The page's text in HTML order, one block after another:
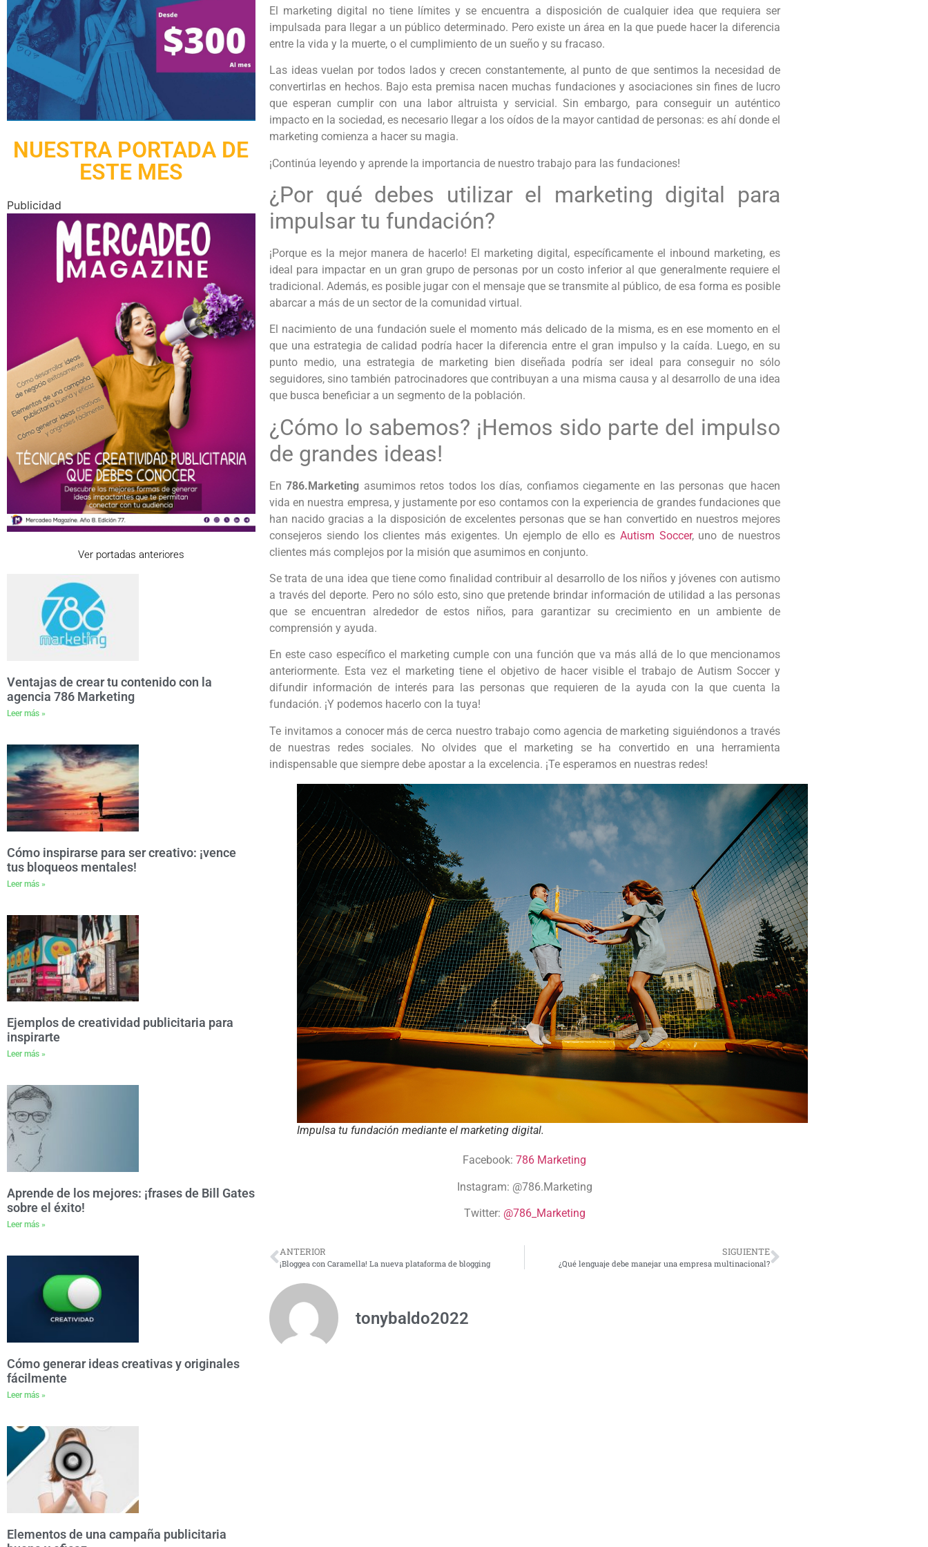
NUESTRA PORTADA DE
ESTE MES
Publicidad
Ver portadas anteriores
Ventajas de crear tu contenido con la
agencia 786 Marketing
Leer más »
Cómo inspirarse para ser creativo: ¡vence
tus bloqueos mentales!
Leer más »
Ejemplos de creatividad publicitaria para
inspirarte
Leer más »
Aprende de los mejores: ¡frases de Bill Gates
sobre el éxito!
Leer más »
Cómo generar ideas creativas y originales
fácilmente
Leer más »
Elementos de una campaña publicitaria
El marketing digital no tiene límites y se encuentra a disposición de cualquier idea que requiera ser
impulsada para llegar a un público determinado. Pero existe un área en la que puede hacer la diferencia
entre la vida y la muerte, o el cumplimiento de un sueño y su fracaso.
Las ideas vuelan por todos lados y crecen constantemente, al punto de que sentimos la necesidad de
convertirlas en hechos. Bajo esta premisa nacen muchas fundaciones y asociaciones sin fines de lucro
que esperan cumplir con una labor altruista y servicial. Sin embargo, para conseguir un auténtico
impacto en la sociedad, es necesario llegar a los oídos de la mayor cantidad de personas: es ahí donde el
marketing comienza a hacer su magia.
¡Continúa leyendo y aprende la importancia de nuestro trabajo para las fundaciones!
¿Por qué debes utilizar el marketing digital para
impulsar tu fundación?
¡Porque es la mejor manera de hacerlo! El marketing digital, específicamente el inbound marketing, es
ideal para impactar en un gran grupo de personas por un costo inferior al que generalmente requiere el
tradicional. Además, es posible jugar con el mensaje que se transmite al público, de esa forma es posible
abarcar a más de un sector de la comunidad virtual.
El nacimiento de una fundación suele el momento más delicado de la misma, es en ese momento en el
que una estrategia de calidad podría hacer la diferencia entre el gran impulso y la caída. Luego, en su
punto medio, una estrategia de marketing bien diseñada podría ser ideal para conseguir no sólo
seguidores, sino también patrocinadores que contribuyan a una misma causa y al desarrollo de una idea
que busca beneficiar a un segmento de la población.
¿Cómo lo sabemos? ¡Hemos sido parte del impulso
de grandes ideas!
En786.Marketing asumimos retos todos los días, confiamos ciegamente en las personas que hacen
vida en nuestra empresa, y justamente por eso contamos con la experiencia de grandes fundaciones que
han nacido gracias a la disposición de excelentes personas que se han convertido en nuestros mejores
consejeros siendo los clientes más exigentes. Un ejemplo de ello es Autism Soccer, uno de nuestros
clientes más complejos por la misión que asumimos en conjunto.
Se trata de una idea que tiene como finalidad contribuir al desarrollo de los niños y jóvenes con autismo
a través del deporte. Pero no sólo esto, sino que pretende brindar información de utilidad a las personas
que se encuentran alrededor de estos niños, para garantizar su crecimiento en un ambiente de
comprensión y ayuda.
En este caso específico el marketing cumple con una función que va más allá de lo que mencionamos
anteriormente. Esta vez el marketing tiene el objetivo de hacer visible el trabajo de Autism Soccer y
difundir información de interés para las personas que requieren de la ayuda con la que cuenta la
fundación. ¡Y podemos hacerlo con la tuya!
Te invitamos a conocer más de cerca nuestro trabajo como agencia de marketing siguiéndonos a través
de nuestras redes sociales. No olvides que el marketing se ha convertido en una herramienta
indispensable que siempre debe apostar a la excelencia. ¡Te esperamos en nuestras redes!
Impulsa tu fundación mediante el marketing digital.
Facebook:786 Marketing
Instagram: @786.Marketing
Twitter: @786_Marketing
ANTERIOR
¡Bloggea con Caramella! La nueva plataforma de blogging
SIGUIENTE
¿Qué lenguaje debe manejar una empresa multinacional?
tonybaldo2022